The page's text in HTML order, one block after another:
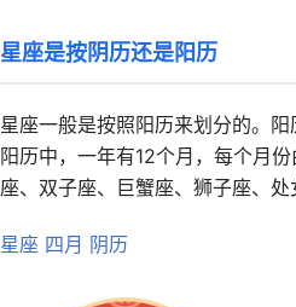
星座是按阴历还是阳历
星座一般是按照阳历来划分的。
阳历中，一年有12个月，每个月
座、双子座、巨蟹座、狮子座、
星座 四月 阴历